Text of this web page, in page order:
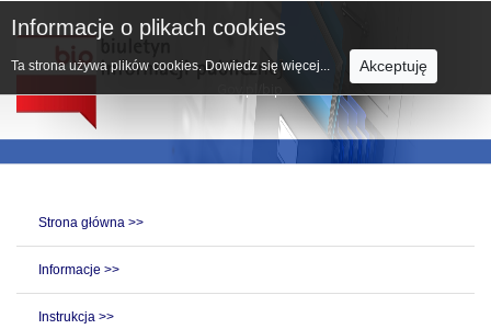
Strona główna >>
Informacje >>
Instrukcja >>
Informacje o plikach cookies
Ta strona używa plików cookies. Dowiedz się więcej... Akceptuję